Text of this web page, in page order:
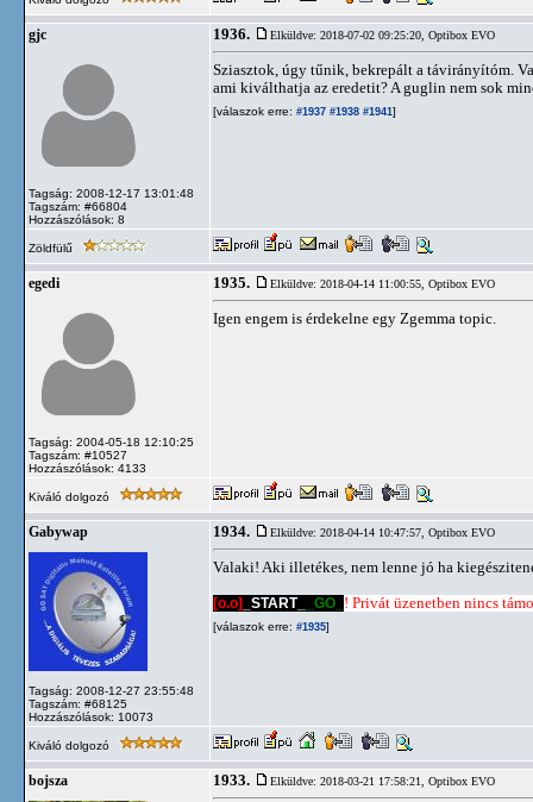
gjc
Tagság: 2008-12-17 13:01:48
Tagszám: #66804
Hozzászólások: 8
1936. Elküldve: 2018-07-02 09:25:20, Optibox EVO
Sziasztok, úgy tűnik, bekrepált a távirányítóm.
ami kiválthatja az eredetit? A guglin nem sok
[válaszok erre: #1937 #1938 #1941]
Zöldfülű
egedi
Tagság: 2004-05-18 12:10:25
Tagszám: #10527
Hozzászólások: 4133
1935. Elküldve: 2018-04-14 11:00:55, Optibox EVO
Igen engem is érdekelne egy Zgemma topic.
Kiváló dolgozó
Gabywap
Tagság: 2008-12-27 23:55:48
Tagszám: #68125
Hozzászólások: 10073
1934. Elküldve: 2018-04-14 10:47:57, Optibox EVO
Valaki! Aki illetékes, nem lenne jó ha
[o.o] _START_ _GO_ ! Privát üzenetben nincs
[válaszok erre: #1935]
Kiváló dolgozó
bojsza 1933. Elküldve: 2018-03-21 17:58:21, Optibox EVO